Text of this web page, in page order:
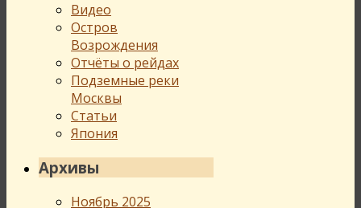
Видео
Остров
Возрождения
Отчёты о рейдах
Подземные реки
Москвы
Статьи
Япония
Архивы
Ноябрь 2025